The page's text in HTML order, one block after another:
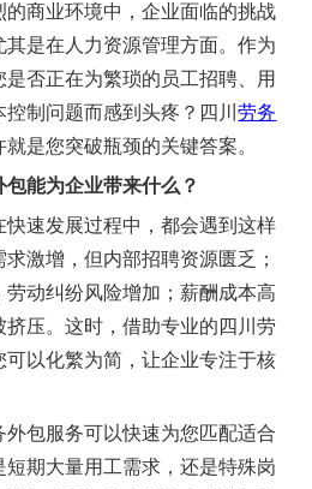
的商业环境中，企业面临的挑战
其是在人力资源管理方面。作为
是否正在为繁琐的员工招聘、用
控制问题而感到头疼？四川劳务
就是您突破瓶颈的关键答案。
包能为企业带来什么？
快速发展过程中，都会遇到这样
激增，但内部招聘资源匮乏；
劳动纠纷风险增加；薪酬成本高
挤压。这时，借助专业的四川劳
可以化繁为简，让企业专注于核
外包服务可以快速为您匹配适合
短期大量用工需求，还是特殊岗